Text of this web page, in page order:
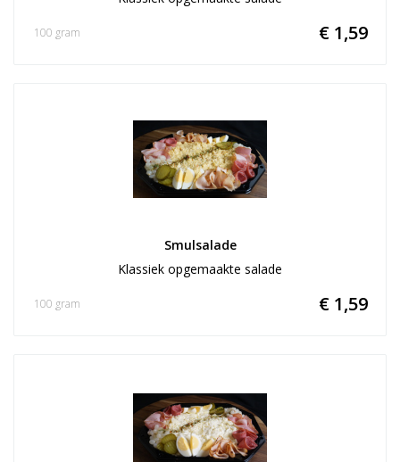
€ 1,59
100 gram
Smulsalade
Klassiek opgemaakte salade
€ 1,59
100 gram